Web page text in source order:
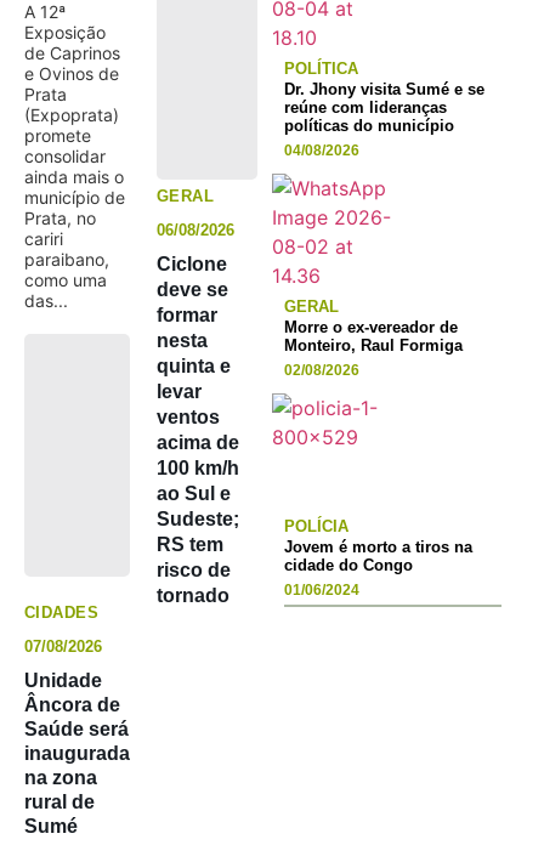
A 12ª
Exposição
de Caprinos
e Ovinos de
Prata
(Expoprata)
promete
consolidar
ainda mais o
município de
Prata, no
cariri
paraibano,
como uma
das...
CIDADES
07/08/2026
Unidade
Âncora de
Saúde será
inaugurada
na zona
rural de
Sumé
GERAL
06/08/2026
Ciclone
deve se
formar
nesta
quinta e
levar
ventos
acima de
100 km/h
ao Sul e
Sudeste;
RS tem
risco de
tornado
POLÍTICA
Dr. Jhony visita Sumé e se
reúne com lideranças
políticas do município
04/08/2026
GERAL
Morre o ex-vereador de
Monteiro, Raul Formiga
02/08/2026
POLÍCIA
Jovem é morto a tiros na
cidade do Congo
01/06/2024